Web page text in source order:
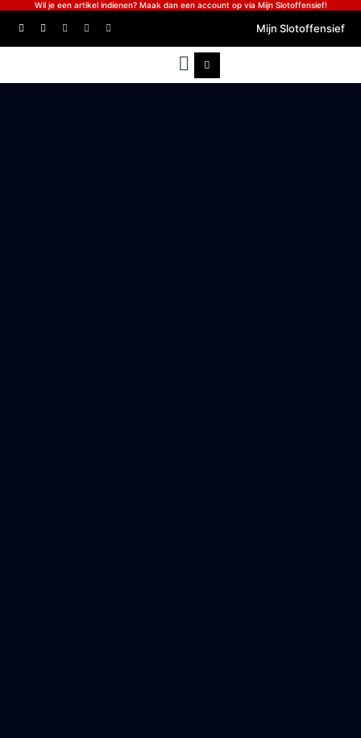
Wil je een artikel indienen? Maak dan een account op via Mijn Slotoffensief!
Mijn Slotoffensief